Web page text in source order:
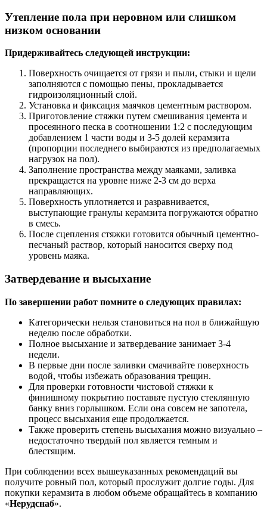
Утепление пола при неровном или слишком
низком основании
Придерживайтесь следующей инструкции:
Поверхность очищается от грязи и пыли, стыки и щели
заполняются с помощью пены, прокладывается
гидроизоляционный слой.
Установка и фиксация маячков цементным раствором.
Приготовление стяжки путем смешивания цемента и
просеянного песка в соотношении 1:2 с последующим
добавлением 1 части воды и 3-5 долей керамзита
(пропорции последнего выбираются из предполагаемых
нагрузок на пол).
Заполнение пространства между маяками, заливка
прекращается на уровне ниже 2-3 см до верха
направляющих.
Поверхность уплотняется и разравнивается,
выступающие гранулы керамзита погружаются обратно
в смесь.
После сцепления стяжки готовится обычный цементно-
песчаный раствор, который наносится сверху под
уровень маяка.
Затвердевание и высыхание
По завершении работ помните о следующих правилах:
Категорически нельзя становиться на пол в ближайшую
неделю после обработки.
Полное высыхание и затвердевание занимает 3-4
недели.
В первые дни после заливки смачивайте поверхность
водой, чтобы избежать образования трещин.
Для проверки готовности чистовой стяжки к
финишному покрытию поставьте пустую стеклянную
банку вниз горлышком. Если она совсем не запотела,
процесс высыхания еще продолжается.
Также проверить степень высыхания можно визуально –
недостаточно твердый пол является темным и
блестящим.
При соблюдении всех вышеуказанных рекомендаций вы
получите ровный пол, который прослужит долгие годы. Для
покупки керамзита в любом объеме обращайтесь в компанию
«Нерудснаб».